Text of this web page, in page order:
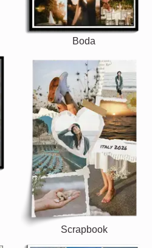
Boda
Scrapbook